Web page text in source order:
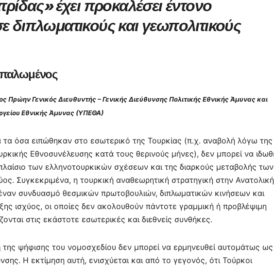
m
τε
ίτ
έχει προκαλέσει έντονο
διπλωματικούς και γεωπολιτικούς
Πρώην Γενικός Διευθυντής – Γενικής Διεύθυνσης Πολιτικής Εθνικής Άμυνας και
Εθνικής Άμυνας (ΥΠΕΘΑ)
όσα ειπώθηκαν στο εσωτερικό της Τουρκίας (π.χ. αναβολή λόγω της
Εθνοσυνέλευσης κατά τους θερινούς μήνες), δεν μπορεί να
των ελληνοτουρκικών σχέσεων και της διαρκούς μεταβολής των
Συγκεκριμένα, η τουρκική αναθεωρητική στρατηγική στην Ανατολική
συνδυασμό θεσμικών πρωτοβουλιών, διπλωματικών κινήσεων και
ισχύος, οι οποίες δεν ακολουθούν πάντοτε γραμμική ή προβλέψιμη
στις εκάστοτε εσωτερικές και διεθνείς συνθήκες.
ψήφισης του νομοσχεδίου δεν μπορεί να ερμηνευθεί αυτομάτως ως
Η εκτίμηση αυτή, ενισχύεται και από το γεγονός, ότι Τούρκοι